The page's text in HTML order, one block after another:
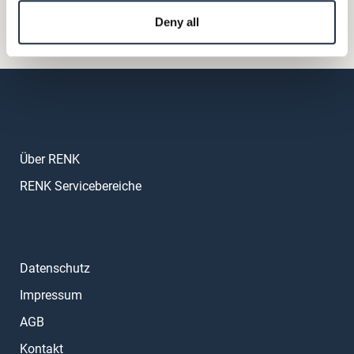
Deny all
Mein Kundenkonto
Über RENK
RENK Servicebereiche
Datenschutz
Impressum
AGB
Kontakt